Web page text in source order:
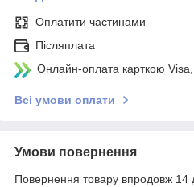
Оплатити частинами
Післяплата
Онлайн-оплата карткою
Всі умови оплати
Умови повернення
Повернення товару впродовж 14